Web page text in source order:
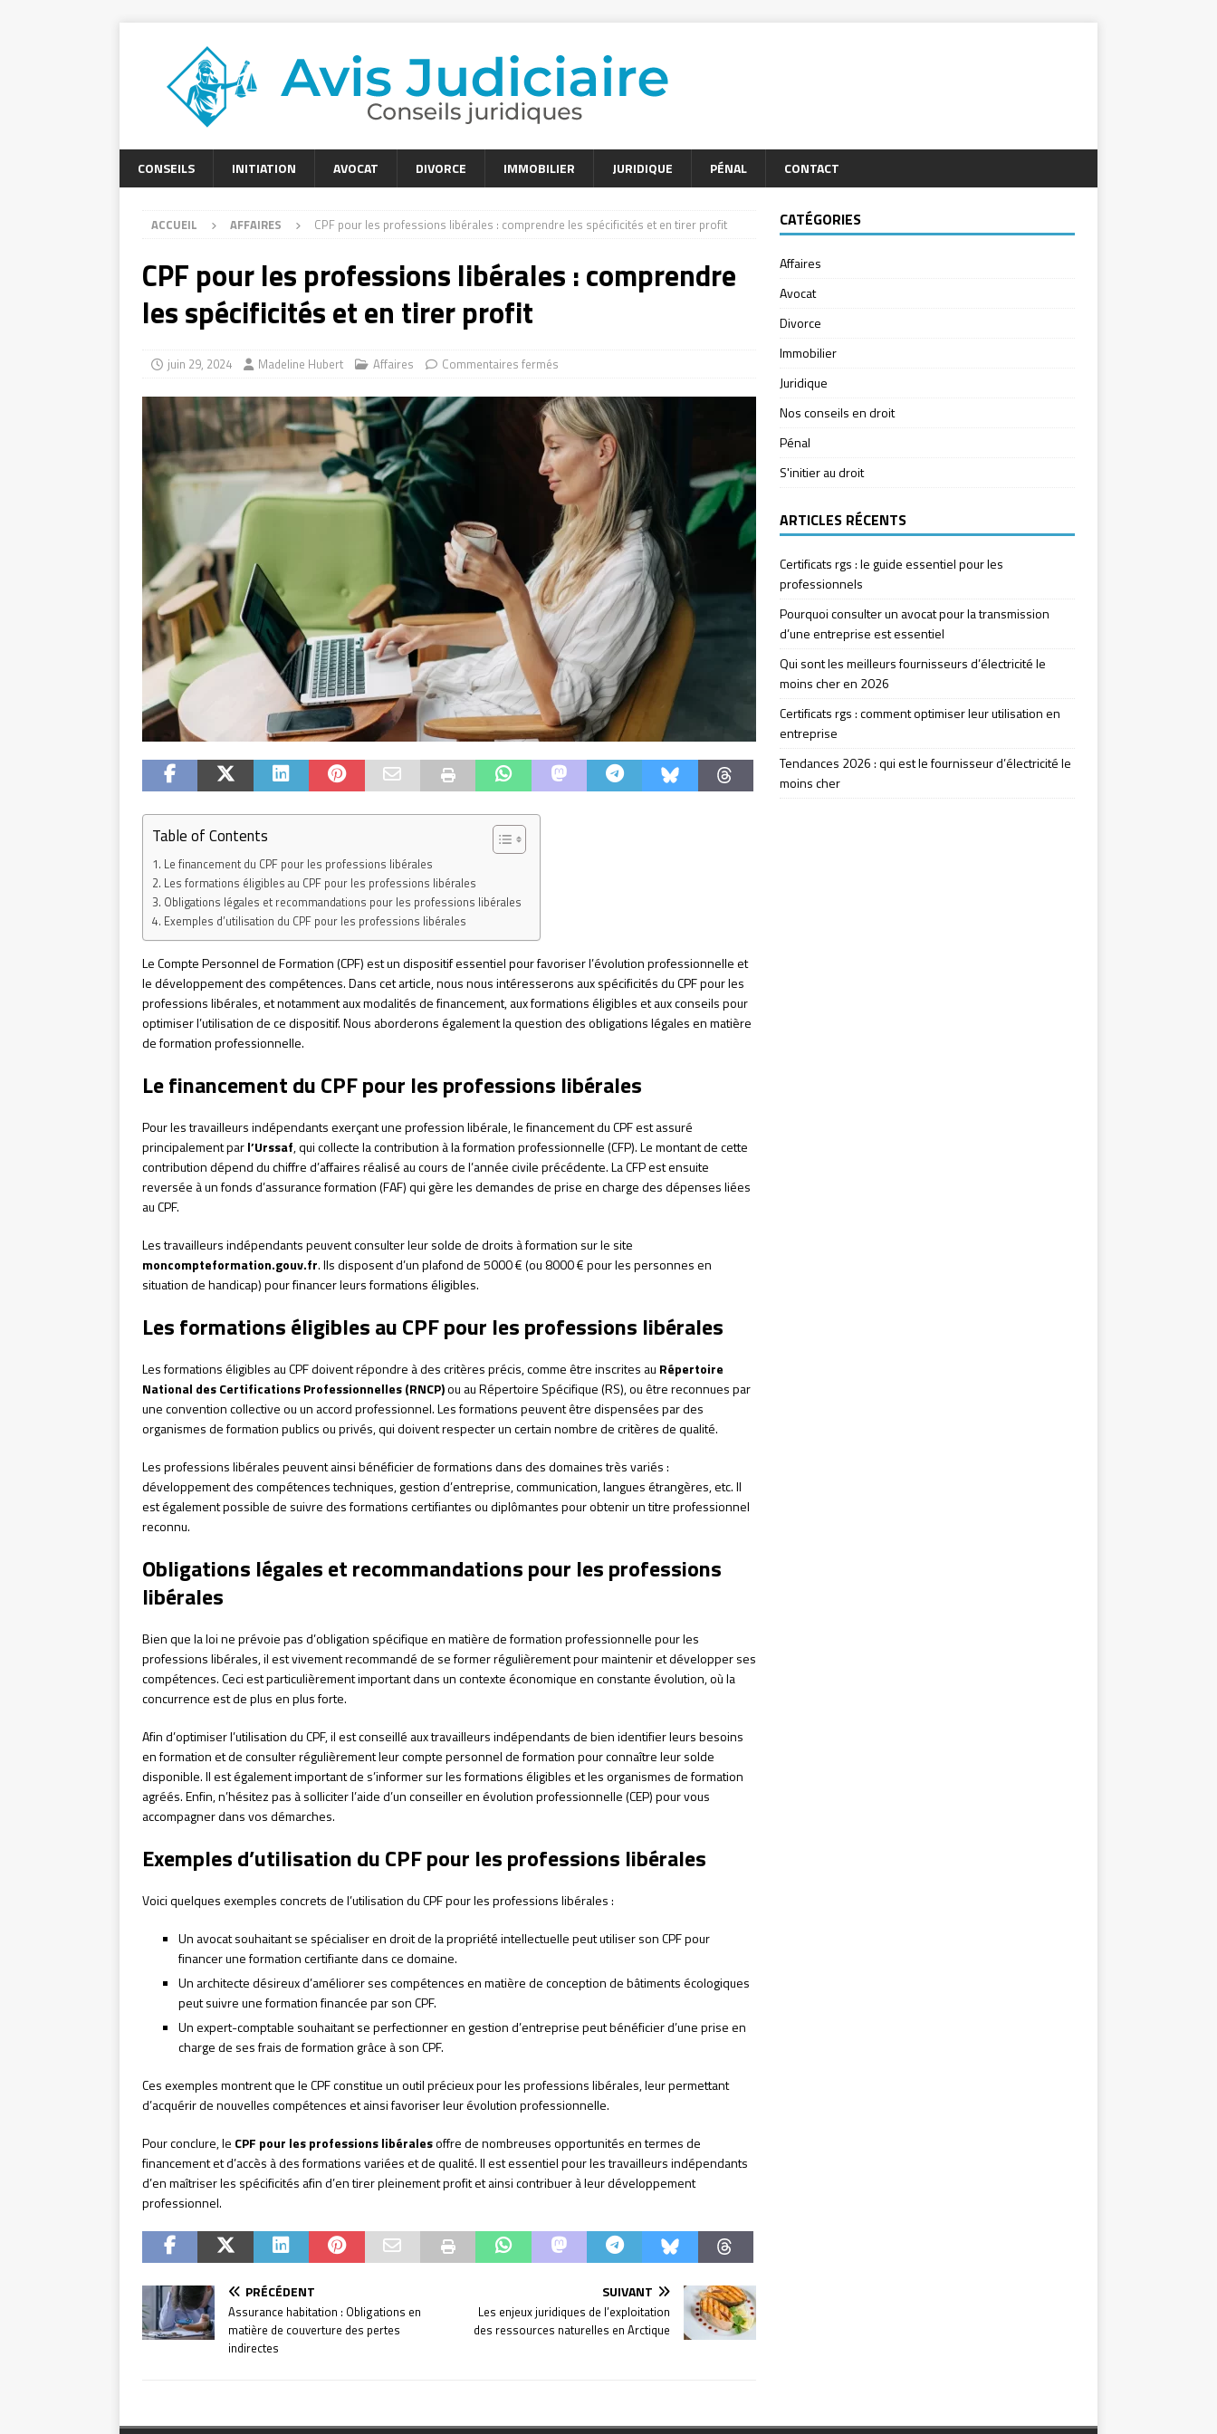
CONSEILS INITIATION AVOCAT DIVORCE IMMOBILIER JURIDIQUE PÉNAL CONTACT
ACCUEIL AFFAIRES CPF pour les professions libérales : comprendre les spécificités et en tirer profit
CPF pour les professions libérales : comprendre
les spécificités et en tirer profit
juin 29, 2024 Madeline Hubert Affaires Commentaires fermés
Table of Contents
Le financement du CPF pour les professions libérales
Les formations éligibles au CPF pour les professions libérales
Obligations légales et recommandations pour les professions libérales
Exemples d’utilisation du CPF pour les professions libérales
Le Compte Personnel de Formation (CPF) est un dispositif essentiel pour favoriser l’évolution professionnelle et
le développement des compétences. Dans cet article, nous nous intéresserons aux spécificités du CPF pour les
professions libérales, et notamment aux modalités de financement, aux formations éligibles et aux conseils pour
optimiser l’utilisation de ce dispositif. Nous aborderons également la question des obligations légales en matière
de formation professionnelle.
Le financement du CPF pour les professions libérales
Pour les travailleurs indépendants exerçant une profession libérale, le financement du CPF est assuré
principalement parl’Urssaf, qui collecte la contribution à la formation professionnelle (CFP). Le montant de cette
contribution dépend du chiffre d’affaires réalisé au cours de l’année civile précédente. La CFP est ensuite
reversée à un fonds d’assurance formation (FAF) qui gère les demandes de prise en charge des dépenses liées
au CPF.
Les travailleurs indépendants peuvent consulter leur solde de droits à formation sur le site
moncompteformation.gouv.fr. Ils disposent d’un plafond de 5000 € (ou 8000 € pour les personnes en
situation de handicap) pour financer leurs formations éligibles.
Les formations éligibles au CPF pour les professions libérales
Les formations éligibles au CPF doivent répondre à des critères précis, comme être inscrites au Répertoire
National des Certifications Professionnelles (RNCP)ou au Répertoire Spécifique (RS), ou être reconnues par
une convention collective ou un accord professionnel. Les formations peuvent être dispensées par des
organismes de formation publics ou privés, qui doivent respecter un certain nombre de critères de qualité.
Les professions libérales peuvent ainsi bénéficier de formations dans des domaines très variés :
développement des compétences techniques, gestion d’entreprise, communication, langues étrangères, etc. Il
est également possible de suivre des formations certifiantes ou diplômantes pour obtenir un titre professionnel
reconnu.
Obligations légales et recommandations pour les professions
libérales
Bien que la loi ne prévoie pas d’obligation spécifique en matière de formation professionnelle pour les
professions libérales, il est vivement recommandé de se former régulièrement pour maintenir et développer ses
compétences. Ceci est particulièrement important dans un contexte économique en constante évolution, où la
concurrence est de plus en plus forte.
Afin d’optimiser l’utilisation du CPF, il est conseillé aux travailleurs indépendants de bien identifier leurs besoins
en formation et de consulter régulièrement leur compte personnel de formation pour connaître leur solde
disponible. Il est également important de s’informer sur les formations éligibles et les organismes de formation
agréés. Enfin, n’hésitez pas à solliciter l’aide d’un conseiller en évolution professionnelle (CEP) pour vous
accompagner dans vos démarches.
Exemples d’utilisation du CPF pour les professions libérales
Voici quelques exemples concrets de l’utilisation du CPF pour les professions libérales :
Un avocat souhaitant se spécialiser en droit de la propriété intellectuelle peut utiliser son CPF pour
financer une formation certifiante dans ce domaine.
Un architecte désireux d’améliorer ses compétences en matière de conception de bâtiments écologiques
peut suivre une formation financée par son CPF.
Un expert-comptable souhaitant se perfectionner en gestion d’entreprise peut bénéficier d’une prise en
charge de ses frais de formation grâce à son CPF.
Ces exemples montrent que le CPF constitue un outil précieux pour les professions libérales, leur permettant
d’acquérir de nouvelles compétences et ainsi favoriser leur évolution professionnelle.
Pour conclure, le CPF pour les professions libéralesoffre de nombreuses opportunités en termes de
financement et d’accès à des formations variées et de qualité. Il est essentiel pour les travailleurs indépendants
d’en maîtriser les spécificités afin d’en tirer pleinement profit et ainsi contribuer à leur développement
professionnel.
PRÉCÉDENT
Assurance habitation : Obligations en
matière de couverture des pertes
indirectes
SUIVANT
Les enjeux juridiques de l’exploitation
des ressources naturelles en Arctique
CATÉGORIES
Affaires
Avocat
Divorce
Immobilier
Juridique
Nos conseils en droit
Pénal
S'initier au droit
ARTICLES RÉCENTS
Certificats rgs : le guide essentiel pour les
professionnels
Pourquoi consulter un avocat pour la transmission
d’une entreprise est essentiel
Qui sont les meilleurs fournisseurs d’électricité le
moins cher en 2026
Certificats rgs : comment optimiser leur utilisation en
entreprise
Tendances 2026 : qui est le fournisseur d’électricité le
moins cher